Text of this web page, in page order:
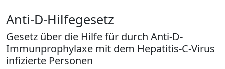
Anti-D-Hilfegesetz
Gesetz über die Hilfe für durch Anti-D-
Immunprophylaxe mit dem Hepatitis-C-Virus
infizierte Personen